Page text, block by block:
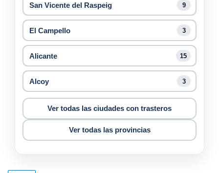
San Vicente del Raspeig 9
El Campello 3
Alicante 15
Alcoy 3
Ver todas las ciudades con trasteros
Ver todas las provincias